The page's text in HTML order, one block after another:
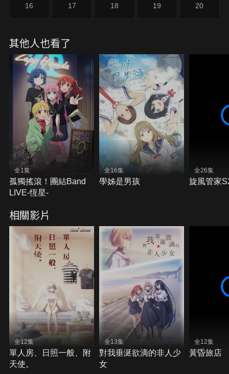
16 17 18 19 20
其他人也看了
全1集
孤獨搖滾！團結Band
LIVE-恆星-
全16集
學姊是男孩
全26集
旋風管家
相關影片
全12集
單人房、日照一般、附
天使。
全13集
對我垂涎欲滴的非人少
女
全12集
黃昏旅店